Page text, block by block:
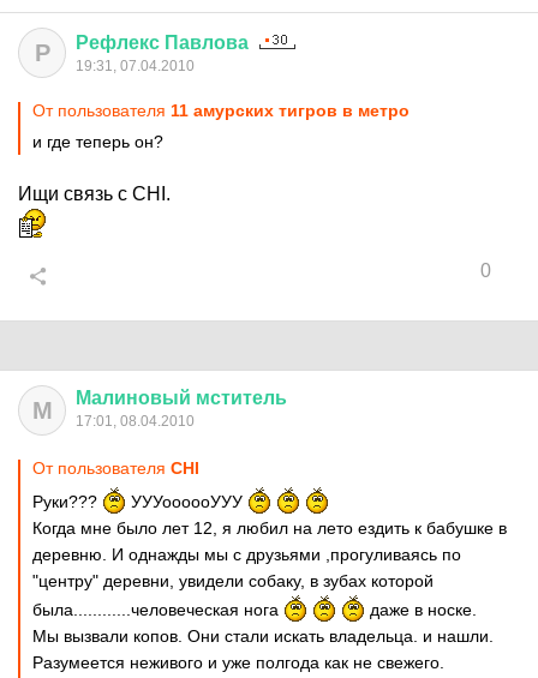
Р Рефлекс Павлова
19:31, 07.04.2010
От пользователя 11 амурских тигров в метро
и где теперь он?
Ищи связь с CНI.
0
М Малиновый мститель
17:01, 08.04.2010
От пользователя CНI
Руки???
УУУоооооУУУ
Когда мне было лет 12, я любил на лето ездить к бабушке в
деревню. И однажды мы с друзьями ,прогуливаясь по
"центру" деревни, увидели собаку, в зубах которой
была............человеческая нога
даже в носке.
Мы вызвали копов. Они стали искать владельца. и нашли.
Разумеется неживого и уже полгода как не свежего.